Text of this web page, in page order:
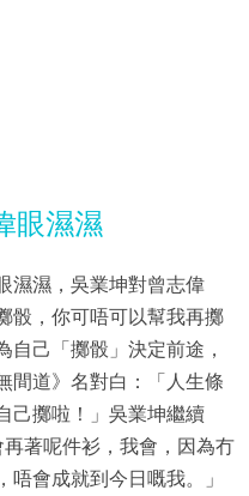
眼濕濕
濕濕，吳業坤對曾志偉
骰，你可唔可以幫我再擲
自己「擲骰」決定前途，
間道》名對白：「人生條
己擲啦！」吳業坤繼續
著呢件衫，我會，因為冇
會成就到今日嘅我。」